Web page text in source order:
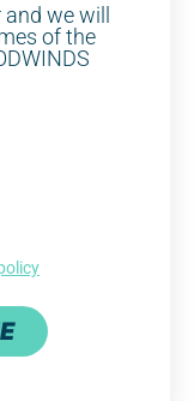
we will
of the